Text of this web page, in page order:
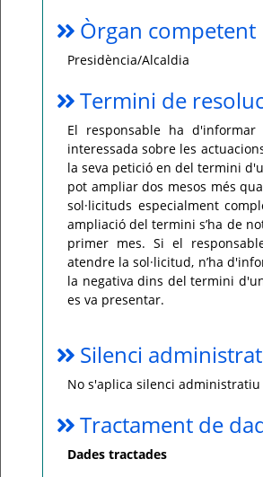
Òrgan competent
Presidència/Alcaldia
Termini de
El responsable ha
interessada sobre les
la seva petició en del termini
pot ampliar dos mesos més
sol·licituds especialment
ampliació del termini s’ha de
primer mes. Si el
atendre la sol·licitud, n’ha
la negativa dins del termini
es va presentar.
Silenci
No s'aplica silenci administratiu
Tractament de
Dades tractades